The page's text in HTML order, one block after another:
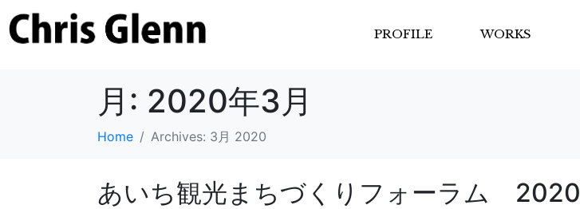
PROFILE WORKS
月: 2020年3月
Home Archives: 3月 2020
あいち観光まちづくりフォーラム 2020